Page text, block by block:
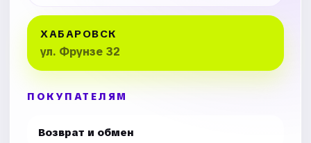
ХАБАРОВСК
ул. Фрунзе 32
ПОКУПАТЕЛЯМ
Возврат и обмен